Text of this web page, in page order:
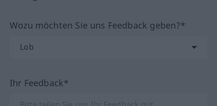
Wozu möchten Sie uns Feedback geben?*
Ihr Feedback*